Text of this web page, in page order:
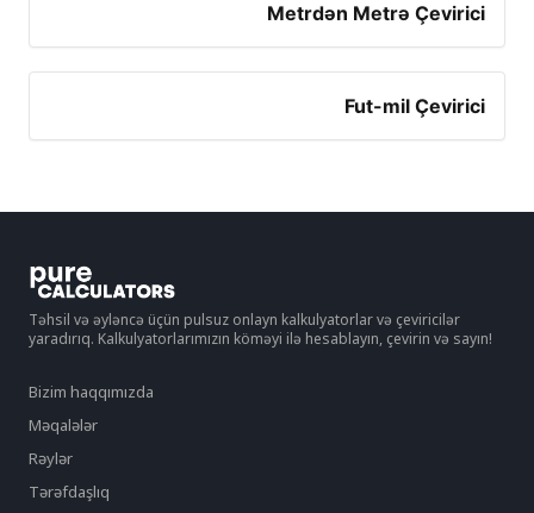
Metrdən Metrə Çevirici
Fut-mil Çevirici
Təhsil və əyləncə üçün pulsuz onlayn kalkulyatorlar və çeviricilər
yaradırıq. Kalkulyatorlarımızın köməyi ilə hesablayın, çevirin və sayın!
Bizim haqqımızda
Məqalələr
Rəylər
Tərəfdaşlıq